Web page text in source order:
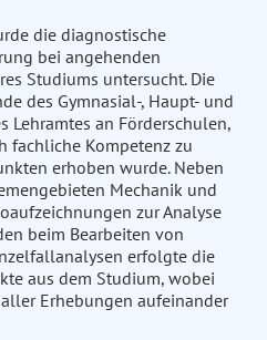
die diagnostische
bei angehenden
Studiums untersucht. Die
des Gymnasial-, Haupt- und
Lehramtes an Förderschulen,
fachliche Kompetenz zu
erhoben wurde. Neben
Mechanik und
zur Analyse
beim Bearbeiten von
erfolgte die
aus dem Studium, wobei
Erhebungen aufeinander